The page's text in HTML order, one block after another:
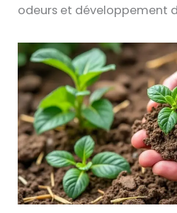
odeurs et développement